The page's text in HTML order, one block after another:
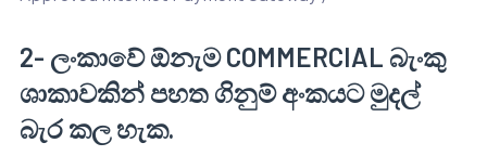
2- ලංකාවේ ඕනැම COMMERCIAL බැංකු
ශාකාවකින් පහත ගිනුම් අංකයට මුදල්
බැර කල හැක.